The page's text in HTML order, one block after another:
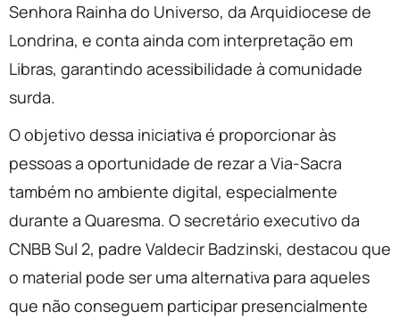
Senhora Rainha do Universo, da Arquidiocese de
Londrina, e conta ainda com interpretação em
Libras, garantindo acessibilidade à comunidade
surda.
O objetivo dessa iniciativa é proporcionar às
pessoas a oportunidade de rezar a Via-Sacra
também no ambiente digital, especialmente
durante a Quaresma. O secretário executivo da
CNBB Sul 2, padre Valdecir Badzinski, destacou que
o material pode ser uma alternativa para aqueles
que não conseguem participar presencialmente